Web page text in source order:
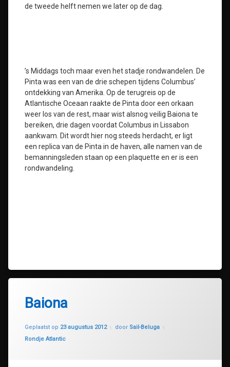
de tweede helft nemen we later op de dag.
’s Middags toch maar even het stadje rondwandelen. De
Pinta was een van de drie schepen tijdens Columbus’
ontdekking van Amerika. Op de terugreis op de
Atlantische Oceaan raakte de Pinta door een orkaan
weer los van de rest, maar wist alsnog veilig Baiona te
bereiken, drie dagen voordat Columbus in Lissabon
aankwam. Dit wordt hier nog steeds herdacht, er ligt
een replica van de Pinta in de haven, alle namen van de
bemanningsleden staan op een plaquette en er is een
rondwandeling.
Baiona
Geplaatst op 23 augustus 2012
Geüpdatet op
door Sail-Beluga
Categorieën:
Rondje Atlantic